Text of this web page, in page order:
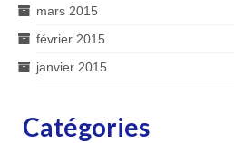
mars 2015
février 2015
janvier 2015
Catégories